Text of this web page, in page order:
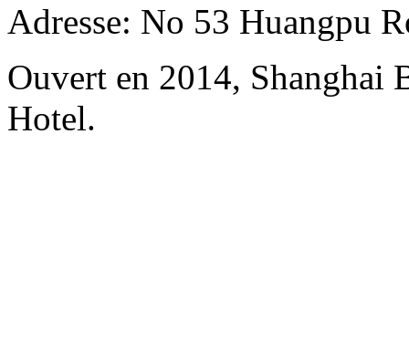
Adresse: No 53 Huangpu
Ouvert en 2014, Shanghai
Hotel.